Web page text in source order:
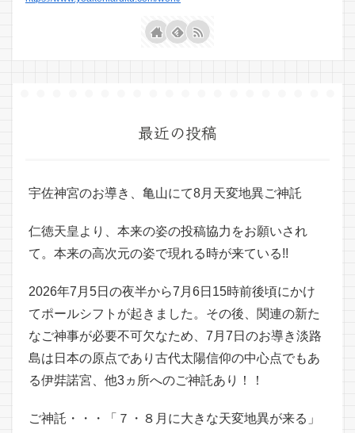
最近の投稿
宇佐神宮のお導き、亀山にて8月天変地異ご神託
仁徳天皇より、本来の姿の投稿協力をお願いされ
て。本来の高次元の姿で現れる時が来ている!!
2026年7月5日の夜半から7月6日15時前後頃にかけ
てポールシフトが起きました。その後、関連の新た
なご神事が必要不可欠なため、7月7日のお導き淡路
島は日本の原点であり古代太陽信仰の中心点でもあ
る伊弉諾宮、他3ヵ所へのご神託あり！！
ご神託・・・「７・８月に大きな天変地異が来る」